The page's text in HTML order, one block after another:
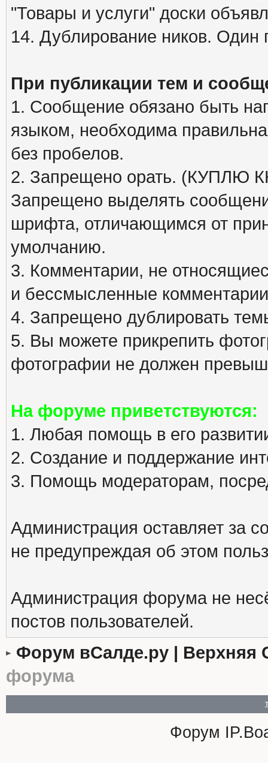
"Товары и услуги" доски
14. Дублирование ников. Один
При публикации тем и
1. Сообщение обязано быть
языком, необходима
без пробелов.
2. Запрещено орать. (КУПЛЮ
Запрещено выделять
шрифта, отличающимся от
умолчанию.
3. Комментарии, не
и бессмысленные
4. Запрещено дублировать
5. Вы можете прикрепить
фотографии не должен
На форуме приветствуются:
1. Любая помощь в его
2. Создание и поддержание
3. Помощь модераторам,
Администрация оставляет за
не предупреждая об этом
Администрация форума не
постов пользователей.
Форум вСалде.ру | Верхняя
форума
Форум